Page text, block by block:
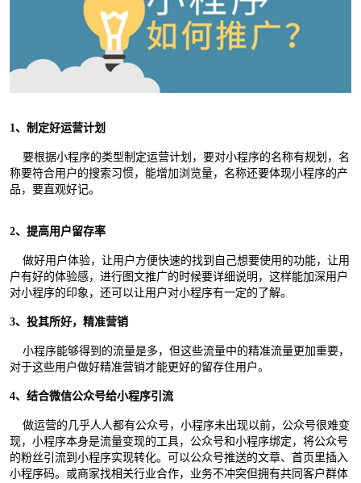
1、制定好运营计划
要根据小程序的类型制定运营计划，要对小程序的名称有规划，名
称要符合用户的搜索习惯，能增加浏览量，名称还要体现小程序的产
品，要直观好记。
2、提高用户留存率
做好用户体验，让用户方便快速的找到自己想要使用的功能，让用
户有好的体验感，进行图文推广的时候要详细说明，这样能加深用户
对小程序的印象，还可以让用户对小程序有一定的了解。
3、投其所好，精准营销
小程序能够得到的流量是多，但这些流量中的精准流量更加重要，
对于这些用户做好精准营销才能更好的留存住用户。
4、 结合微信公众号给小程序引流
做运营的几乎人人都有公众号，小程序未出现以前，公众号很难变
现，小程序本身是流量变现的工具，公众号和小程序绑定，将公众号
的粉丝引流到小程序实现转化。可以公众号推送的文章、首页里插入
小程序码。或商家找相关行业合作，业务不冲突但拥有共同客户群体